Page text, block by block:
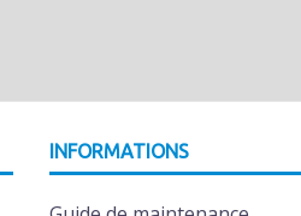
INFORMATIONS